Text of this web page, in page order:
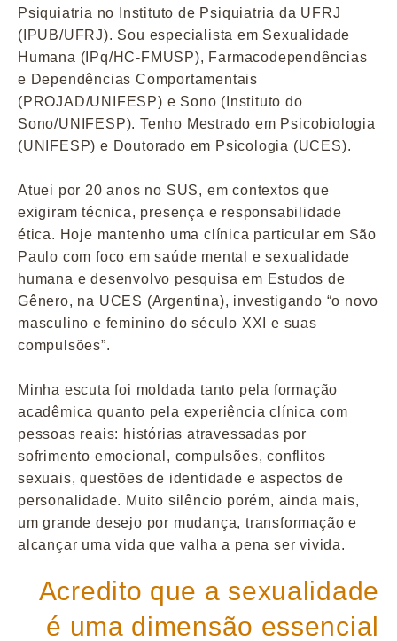
Psiquiatria no Instituto de Psiquiatria da UFRJ
(IPUB/UFRJ). Sou especialista em Sexualidade
Humana (IPq/HC-FMUSP), Farmacodependências
e Dependências Comportamentais
(PROJAD/UNIFESP) e Sono (Instituto do
Sono/UNIFESP). Tenho Mestrado em Psicobiologia
(UNIFESP) e Doutorado em Psicologia (UCES).
Atuei por 20 anos no SUS, em contextos que
exigiram técnica, presença e responsabilidade
ética. Hoje mantenho uma clínica particular em São
Paulo com foco em saúde mental e sexualidade
humana e desenvolvo pesquisa em Estudos de
Gênero, na UCES (Argentina), investigando “o novo
masculino e feminino do século XXI e suas
compulsões”.
Minha escuta foi moldada tanto pela formação
acadêmica quanto pela experiência clínica com
pessoas reais: histórias atravessadas por
sofrimento emocional, compulsões, conflitos
sexuais, questões de identidade e aspectos de
personalidade. Muito silêncio porém, ainda mais,
um grande desejo por mudança, transformação e
alcançar uma vida que valha a pena ser vivida.
Acredito que a sexualidade
é uma dimensão essencial